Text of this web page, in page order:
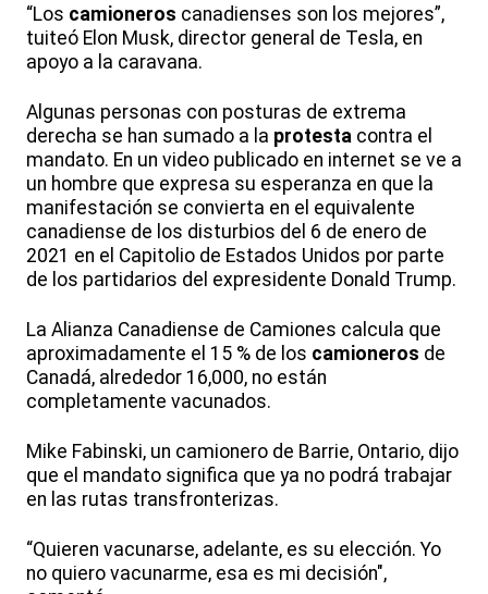
“Los camioneros canadienses son los mejores”,
tuiteó Elon Musk, director general de Tesla, en
apoyo a la caravana.
Algunas personas con posturas de extrema
derecha se han sumado a la protesta contra el
mandato. En un video publicado en internet se ve a
un hombre que expresa su esperanza en que la
manifestación se convierta en el equivalente
canadiense de los disturbios del 6 de enero de
2021 en el Capitolio de Estados Unidos por parte
de los partidarios del expresidente Donald Trump.
La Alianza Canadiense de Camiones calcula que
aproximadamente el 15 % de los camioneros de
Canadá, alrededor 16,000, no están
completamente vacunados.
Mike Fabinski, un camionero de Barrie, Ontario, dijo
que el mandato significa que ya no podrá trabajar
en las rutas transfronterizas.
“Quieren vacunarse, adelante, es su elección. Yo
no quiero vacunarme, esa es mi decisión",